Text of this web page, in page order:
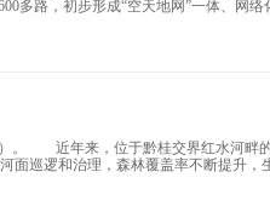
路，初步形成“空天地网”一体、网络
）。 近年来，位于黔桂交界红水河畔
面巡逻和治理，森林覆盖率不断提升，